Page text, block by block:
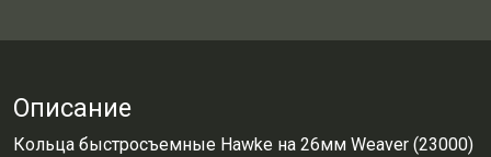
Описание
Кольца быстросъемные Hawke на 26мм Weaver (23000)